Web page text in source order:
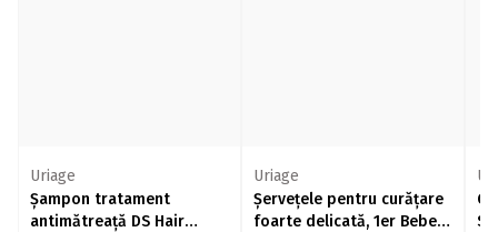
Uriage
Șampon tratament
antimătreață DS Hair
Uriage
Șervețele pentru curățare
foarte delicată, 1er Bebe